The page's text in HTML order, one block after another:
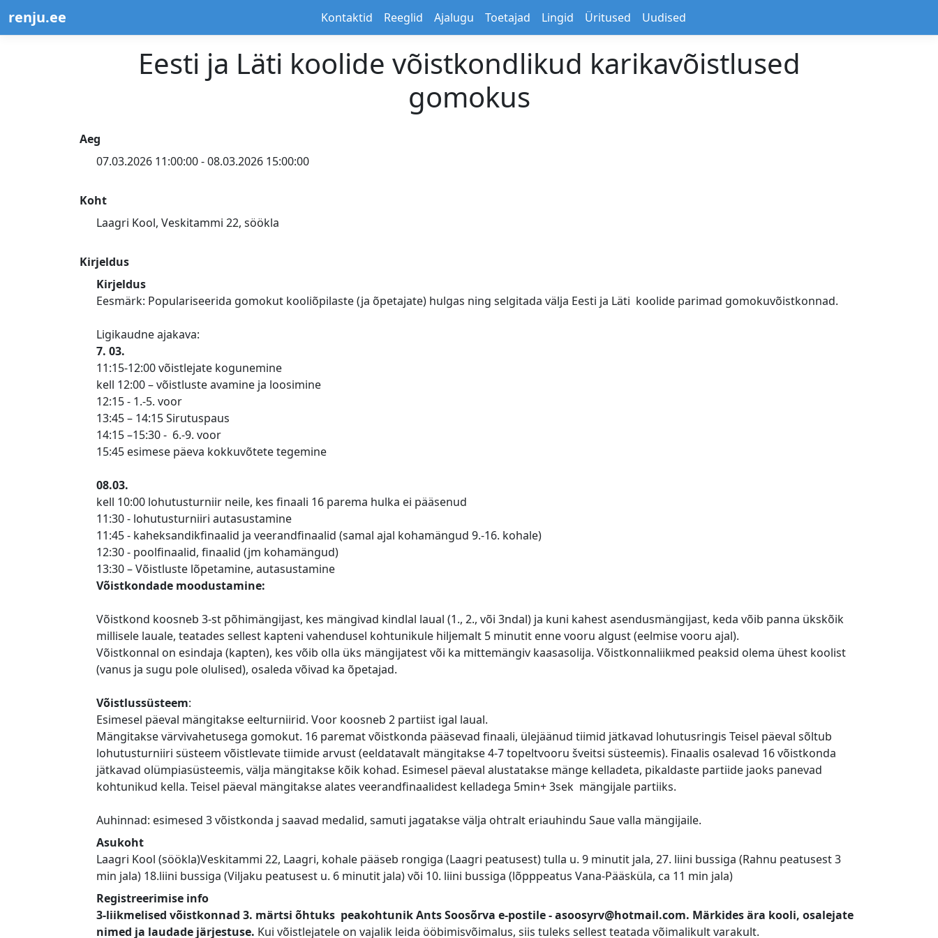
renju.ee Kontaktid Reeglid Ajalugu Toetajad Lingid Üritused Uudised
Eesti ja Läti koolide võistkondlikud karikavõistlused
gomokus
Aeg
07.03.2026 11:00:00 - 08.03.2026 15:00:00
Koht
Laagri Kool, Veskitammi 22, söökla
Kirjeldus
Kirjeldus
Eesmärk: Populariseerida gomokut kooliõpilaste (ja õpetajate) hulgas ning selgitada välja Eesti ja Läti koolide parimad gomokuvõistkonnad.
Ligikaudne ajakava:
7. 03.
11:15-12:00 võistlejate kogunemine
kell 12:00 – võistluste avamine ja loosimine
12:15 - 1.-5. voor
13:45 – 14:15 Sirutuspaus
14:15 –15:30 - 6.-9. voor
15:45 esimese päeva kokkuvõtete tegemine
08.03.
kell 10:00 lohutusturniir neile, kes finaali 16 parema hulka ei pääsenud
11:30 - lohutusturniiri autasustamine
11:45 - kaheksandikfinaalid ja veerandfinaalid (samal ajal kohamängud 9.-16. kohale)
12:30 - poolfinaalid, finaalid (jm kohamängud)
13:30 – Võistluste lõpetamine, autasustamine
Võistkondade moodustamine:
Võistkond koosneb 3-st põhimängijast, kes mängivad kindlal laual (1., 2., või 3ndal) ja kuni kahest asendusmängijast, keda võib panna ükskõik
millisele lauale, teatades sellest kapteni vahendusel kohtunikule hiljemalt 5 minutit enne vooru algust (eelmise vooru ajal).
Võistkonnal on esindaja (kapten), kes võib olla üks mängijatest või ka mittemängiv kaasasolija. Võistkonnaliikmed peaksid olema ühest koolist
(vanus ja sugu pole olulised), osaleda võivad ka õpetajad.
Võistlussüsteem:
Esimesel päeval mängitakse eelturniirid. Voor koosneb 2 partiist igal laual.
Mängitakse värvivahetusega gomokut. 16 paremat võistkonda pääsevad finaali, ülejäänud tiimid jätkavad lohutusringis Teisel päeval sõltub
lohutusturniiri süsteem võistlevate tiimide arvust (eeldatavalt mängitakse 4-7 topeltvooru šveitsi süsteemis). Finaalis osalevad 16 võistkonda
jätkavad olümpiasüsteemis, välja mängitakse kõik kohad. Esimesel päeval alustatakse mänge kelladeta, pikaldaste partiide jaoks panevad
kohtunikud kella. Teisel päeval mängitakse alates veerandfinaalidest kelladega 5min+ 3sek mängijale partiiks.
Auhinnad: esimesed 3 võistkonda j saavad medalid, samuti jagatakse välja ohtralt eriauhindu Saue valla mängijaile.
Asukoht
Laagri Kool (söökla)Veskitammi 22, Laagri, kohale pääseb rongiga (Laagri peatusest) tulla u. 9 minutit jala, 27. liini bussiga (Rahnu peatusest 3
min jala) 18.liini bussiga (Viljaku peatusest u. 6 minutit jala) või 10. liini bussiga (lõpppeatus Vana-Pääsküla, ca 11 min jala)
Registreerimise info
3-liikmelised võistkonnad 3. märtsi õhtuks peakohtunik Ants Soosõrva e-postile - asoosyrv@hotmail.com. Märkides ära kooli, osalejate
nimed ja laudade järjestuse. Kui võistlejatele on vajalik leida ööbimisvõimalus, siis tuleks sellest teatada võimalikult varakult.